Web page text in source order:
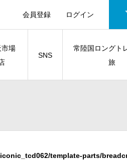
会員登録 ログイン
市場
SNS
常陸国ロングト
旅
template-parts/